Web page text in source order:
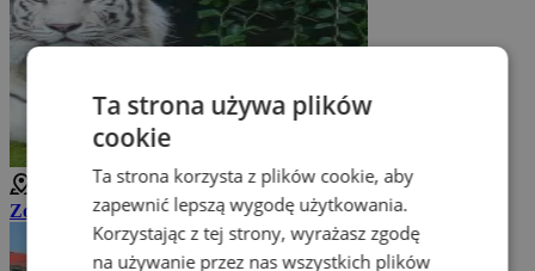
Zoo Liberec
Ta strona używa plików
cookie
Ta strona korzysta z plików cookie, aby
zapewnić lepszą wygodę użytkowania.
Korzystając z tej strony, wyrażasz zgodę
na używanie przez nas wszystkich plików